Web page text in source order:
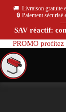
PROMO profitez
🚚 Livraison gratuite
🔒 Paiement
SAV réactif: